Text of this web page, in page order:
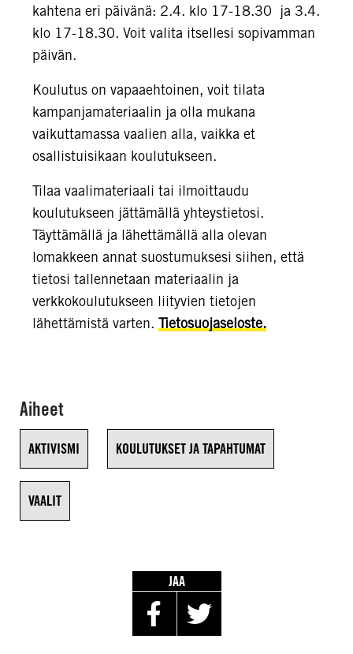
kahtena eri päivänä: 2.4. klo 17-18.30 ja 3.4.
klo 17-18.30. Voit valita itsellesi sopivamman
päivän.
Koulutus on vapaaehtoinen, voit tilata
kampanjamateriaalin ja olla mukana
vaikuttamassa vaalien alla, vaikka et
osallistuisikaan koulutukseen.
Tilaa vaalimateriaali tai ilmoittaudu
koulutukseen jättämällä yhteystietosi.
Täyttämällä ja lähettämällä alla olevan
lomakkeen annat suostumuksesi siihen, että
tietosi tallennetaan materiaalin ja
verkkokoulutukseen liityvien tietojen
lähettämistä varten. Tietosuojaseloste.
Aiheet
AKTIVISMI KOULUTUKSET JA TAPAHTUMAT
VAALIT
JAA